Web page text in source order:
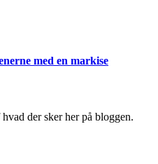
med en markise
der sker her på bloggen.